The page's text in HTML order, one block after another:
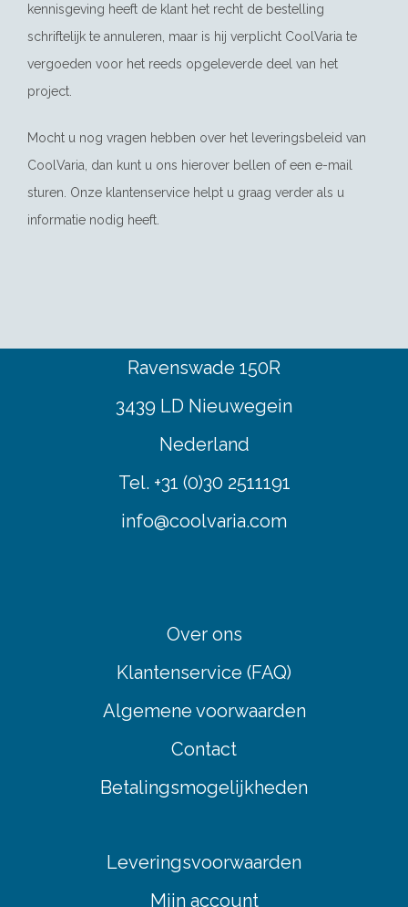
kennisgeving heeft de klant het recht de bestelling
schriftelijk te annuleren, maar is hij verplicht CoolVaria te
vergoeden voor het reeds opgeleverde deel van het
project.
Mocht u nog vragen hebben over het leveringsbeleid van
CoolVaria, dan kunt u ons hierover bellen of een e-mail
sturen. Onze klantenservice helpt u graag verder als u
informatie nodig heeft.
Ravenswade 150R
3439 LD Nieuwegein
Nederland
Tel. +31 (0)30 2511191
info@coolvaria.com
Over ons
Klantenservice (FAQ)
Algemene voorwaarden
Contact
Betalingsmogelijkheden
Leveringsvoorwaarden
Mijn account